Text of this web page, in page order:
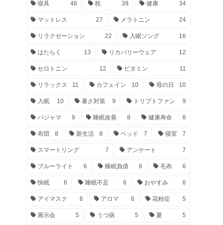
寝具 46 枕 39 健康 34
マットレス 27 メラトニン 24
リラクゼーション 22 入眠ソング 16
はたらく 13 リカバリーウェア 12
セロトニン 12 ビタミン 11
リラックス 11 カフェイン 10 母の日 10
入眠 10 暑さ対策 9 トリプトファン 9
パジャマ 9 睡眠改善 8 健康寿命 8
布団 8 新生活 8 ベッド 7 寝室 7
スマートリング 7 アンケート 7
ブルーライト 6 睡眠負債 6 毛布 6
快眠 6 睡眠不足 6 おやすみ 6
アイマスク 6 アロマ 6 花粉症 5
展示会 5 うつ病 5 夏 5